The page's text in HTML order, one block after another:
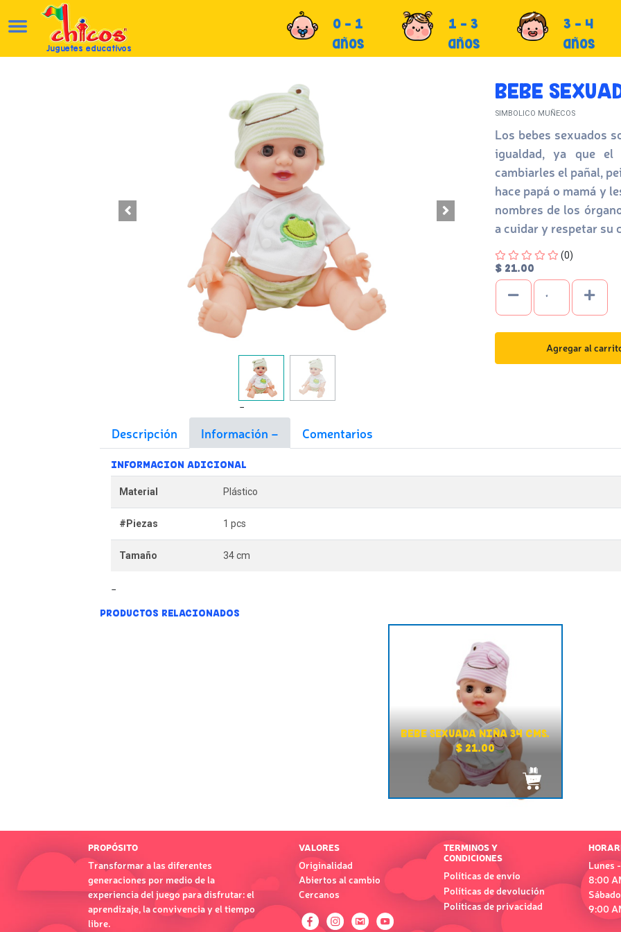
Juguetes educativos
0 - 1
años
1 - 3
años
3 - 4
años
BEBE
SIMBOLICO MUÑECOS
Los bebes sexuados
igualdad, ya que el
cambiarles el pañal,
hace papá o mamá y
nombres de los
a cuidar y respetar su
Four out of Five Stars
(0)
$ 21.00
Agregar al
Descripción Información Comentarios
INFORMACION ADICIONAL
Material Plástico
#Piezas 1 pcs
Tamaño 34 cm
PRODUCTOS RELACIONADOS
BEBE SEXUADA NIÑA 34 CMS.
$ 21.00
PROPÓSITO
Transformar a las diferentes
generaciones por medio de la
experiencia del juego para disfrutar: el
aprendizaje, la convivencia y el tiempo
libre.
VALORES
Originalidad
Abiertos al cambio
Cercanos
TERMINOS Y
CONDICIONES
Políticas de envío
Políticas de devolución
Políticas de privacidad
Lunes
8:00
Sábado
9:00